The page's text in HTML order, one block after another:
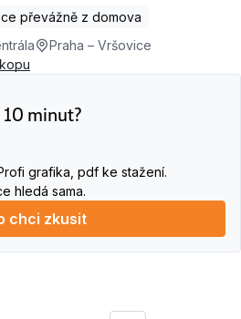
převážně z domova
Praha – Vršovice
minut?
grafika, pdf ke stažení.
hledá sama.
chci zkusit